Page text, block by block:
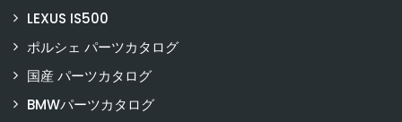
LEXUS IS500
ポルシェ パーツカタログ
国産 パーツカタログ
BMWパーツカタログ